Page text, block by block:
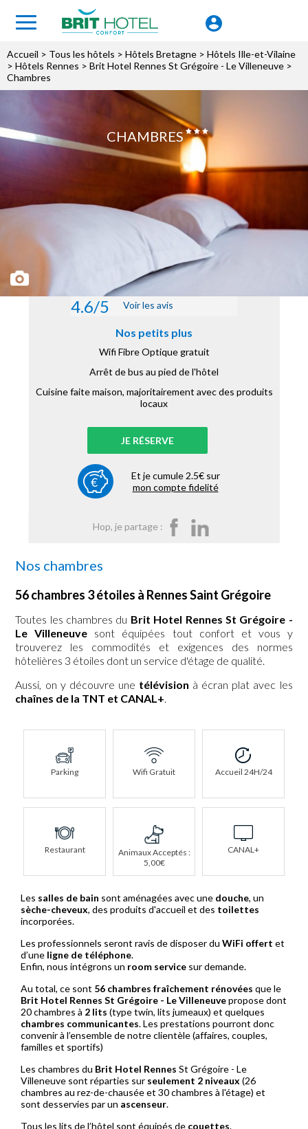
Accueil > Tous les hôtels > Hôtels Bretagne > Hôtels Ille-et-Vilaine
> Hôtels Rennes > Brit Hotel Rennes St Grégoire - Le Villeneuve >
Chambres
CHAMBRES
4.6/5 Voir les avis
Nos petits plus
Wifi Fibre Optique gratuit
Arrêt de bus au pied de l'hôtel
Cuisine faite maison, majoritairement avec des produits
locaux
JE RÉSERVE
Et je cumule 2.5€ sur
mon compte fidelité
Hop, je partage :
Nos chambres
56 chambres 3 étoiles à Rennes Saint Grégoire
Toutes les chambres du Brit Hotel Rennes St Grégoire -
Le Villeneuve sont équipées tout confort et vous y
trouverez les commodités et exigences des normes
hôtelières 3 étoiles dont un service d'étage de qualité.
Aussi, on y découvre une télévision à écran plat avec les
chaînes de la TNT et CANAL+.
Parking Wifi Gratuit Accueil 24H/24
Restaurant
Animaux Acceptés :
5,00€
CANAL+
Les salles de bain sont aménagées avec une douche, un
sèche-cheveux, des produits d'accueil et des toilettes
incorporées.
Les professionnels seront ravis de disposer duWiFi offert et
d’une ligne de téléphone.
Enfin, nous intégrons un room service sur demande.
Au total, ce sont 56 chambres fraîchement rénovées que le
Brit Hotel Rennes St Grégoire - Le Villeneuvepropose dont
20 chambres à 2 lits (type twin, lits jumeaux) et quelques
chambres communicantes. Les prestations pourront donc
convenir à l’ensemble de notre clientèle (affaires, couples,
familles et sportifs)
Les chambres du Brit Hotel Rennes St Grégoire - Le
Villeneuve sont réparties sur seulement 2 niveaux (26
chambres au rez-de-chausée et 30 chambres à l'étage) et
sont desservies par un ascenseur.
Tous les lits de l’hôtel sont équipés de couettes.